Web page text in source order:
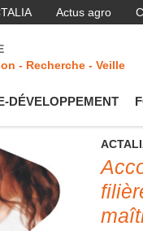
Actus agro
- Recherche - Veille
DÉVELOPPEMENT